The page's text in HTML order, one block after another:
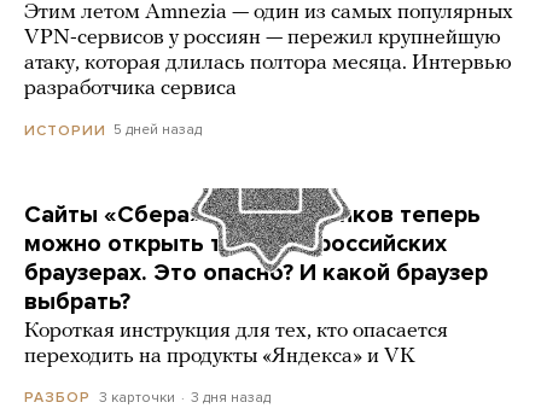
Этим летом Amnezia — один из самых популярных
VPN-сервисов у россиян — пережил крупнейшую
атаку, которая длилась полтора месяца. Интервью
разработчика сервиса
ИСТОРИИ 5 дней назад
Сайты «Сбера» и других банков теперь
можно открыть только в российских
браузерах. Это опасно? И какой браузер
выбрать?
Короткая инструкция для тех, кто опасается
переходить на продукты «Яндекса» и VK
РАЗБОР 3 карточки 3 дня назад